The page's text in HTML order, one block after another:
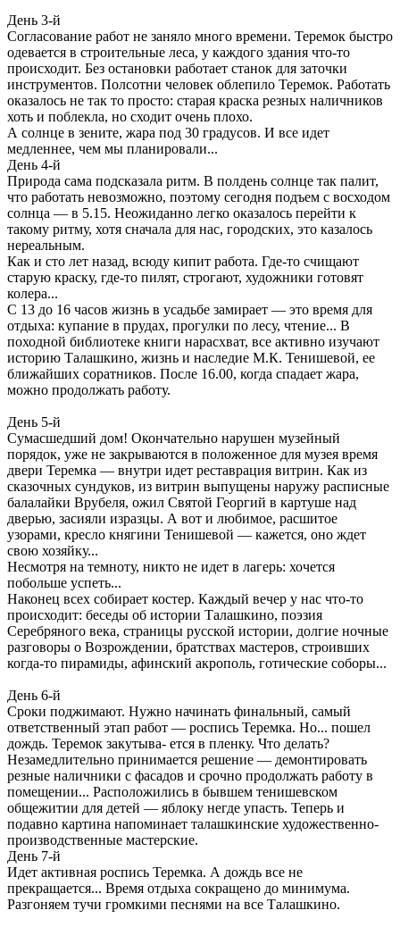
День 3-й
Согласование работ не заняло много времени. Теремок быстро
одевается в строительные леса, у каждого здания что-то
происходит. Без остановки работает станок для заточки
инструментов. Полсотни человек облепило Теремок. Работать
оказалось не так то просто: старая краска резных наличников
хоть и поблекла, но сходит очень плохо.
А солнце в зените, жара под 30 градусов. И все идет
медленнее, чем мы планировали...
День 4-й
Природа сама подсказала ритм. В полдень солнце так палит,
что работать невозможно, поэтому сегодня подъем с восходом
солнца — в 5.15. Неожиданно легко оказалось перейти к
такому ритму, хотя сначала для нас, городских, это казалось
нереальным.
Как и сто лет назад, всюду кипит работа. Где-то счищают
старую краску, где-то пилят, строгают, художники готовят
колера...
С 13 до 16 часов жизнь в усадьбе замирает — это время для
отдыха: купание в прудах, прогулки по лесу, чтение... В
походной библиотеке книги нарасхват, все активно изучают
историю Талашкино, жизнь и наследие М.К. Тенишевой, ее
ближайших соратников. После 16.00, когда спадает жара,
можно продолжать работу.
День 5-й
Сумасшедший дом! Окончательно нарушен музейный
порядок, уже не закрываются в положенное для музея время
двери Теремка — внутри идет реставрация витрин. Как из
сказочных сундуков, из витрин выпущены наружу расписные
балалайки Врубеля, ожил Святой Георгий в картуше над
дверью, засияли изразцы. А вот и любимое, расшитое
узорами, кресло княгини Тенишевой — кажется, оно ждет
свою хозяйку...
Несмотря на темноту, никто не идет в лагерь: хочется
побольше успеть...
Наконец всех собирает костер. Каждый вечер у нас что-то
происходит: беседы об истории Талашкино, поэзия
Серебряного века, страницы русской истории, долгие ночные
разговоры о Возрождении, братствах мастеров, строивших
когда-то пирамиды, афинский акрополь, готические соборы...
День 6-й
Сроки поджимают. Нужно начинать финальный, самый
ответственный этап работ — роспись Теремка. Но... пошел
дождь. Теремок закутыва- ется в пленку. Что делать?
Незамедлительно принимается решение — демонтировать
резные наличники с фасадов и срочно продолжать работу в
помещении... Расположились в бывшем тенишевском
общежитии для детей — яблоку негде упасть. Теперь и
подавно картина напоминает талашкинские художественно-
производственные мастерские.
День 7-й
Идет активная роспись Теремка. А дождь все не
прекращается... Время отдыха сокращено до минимума.
Разгоняем тучи громкими песнями на все Талашкино.